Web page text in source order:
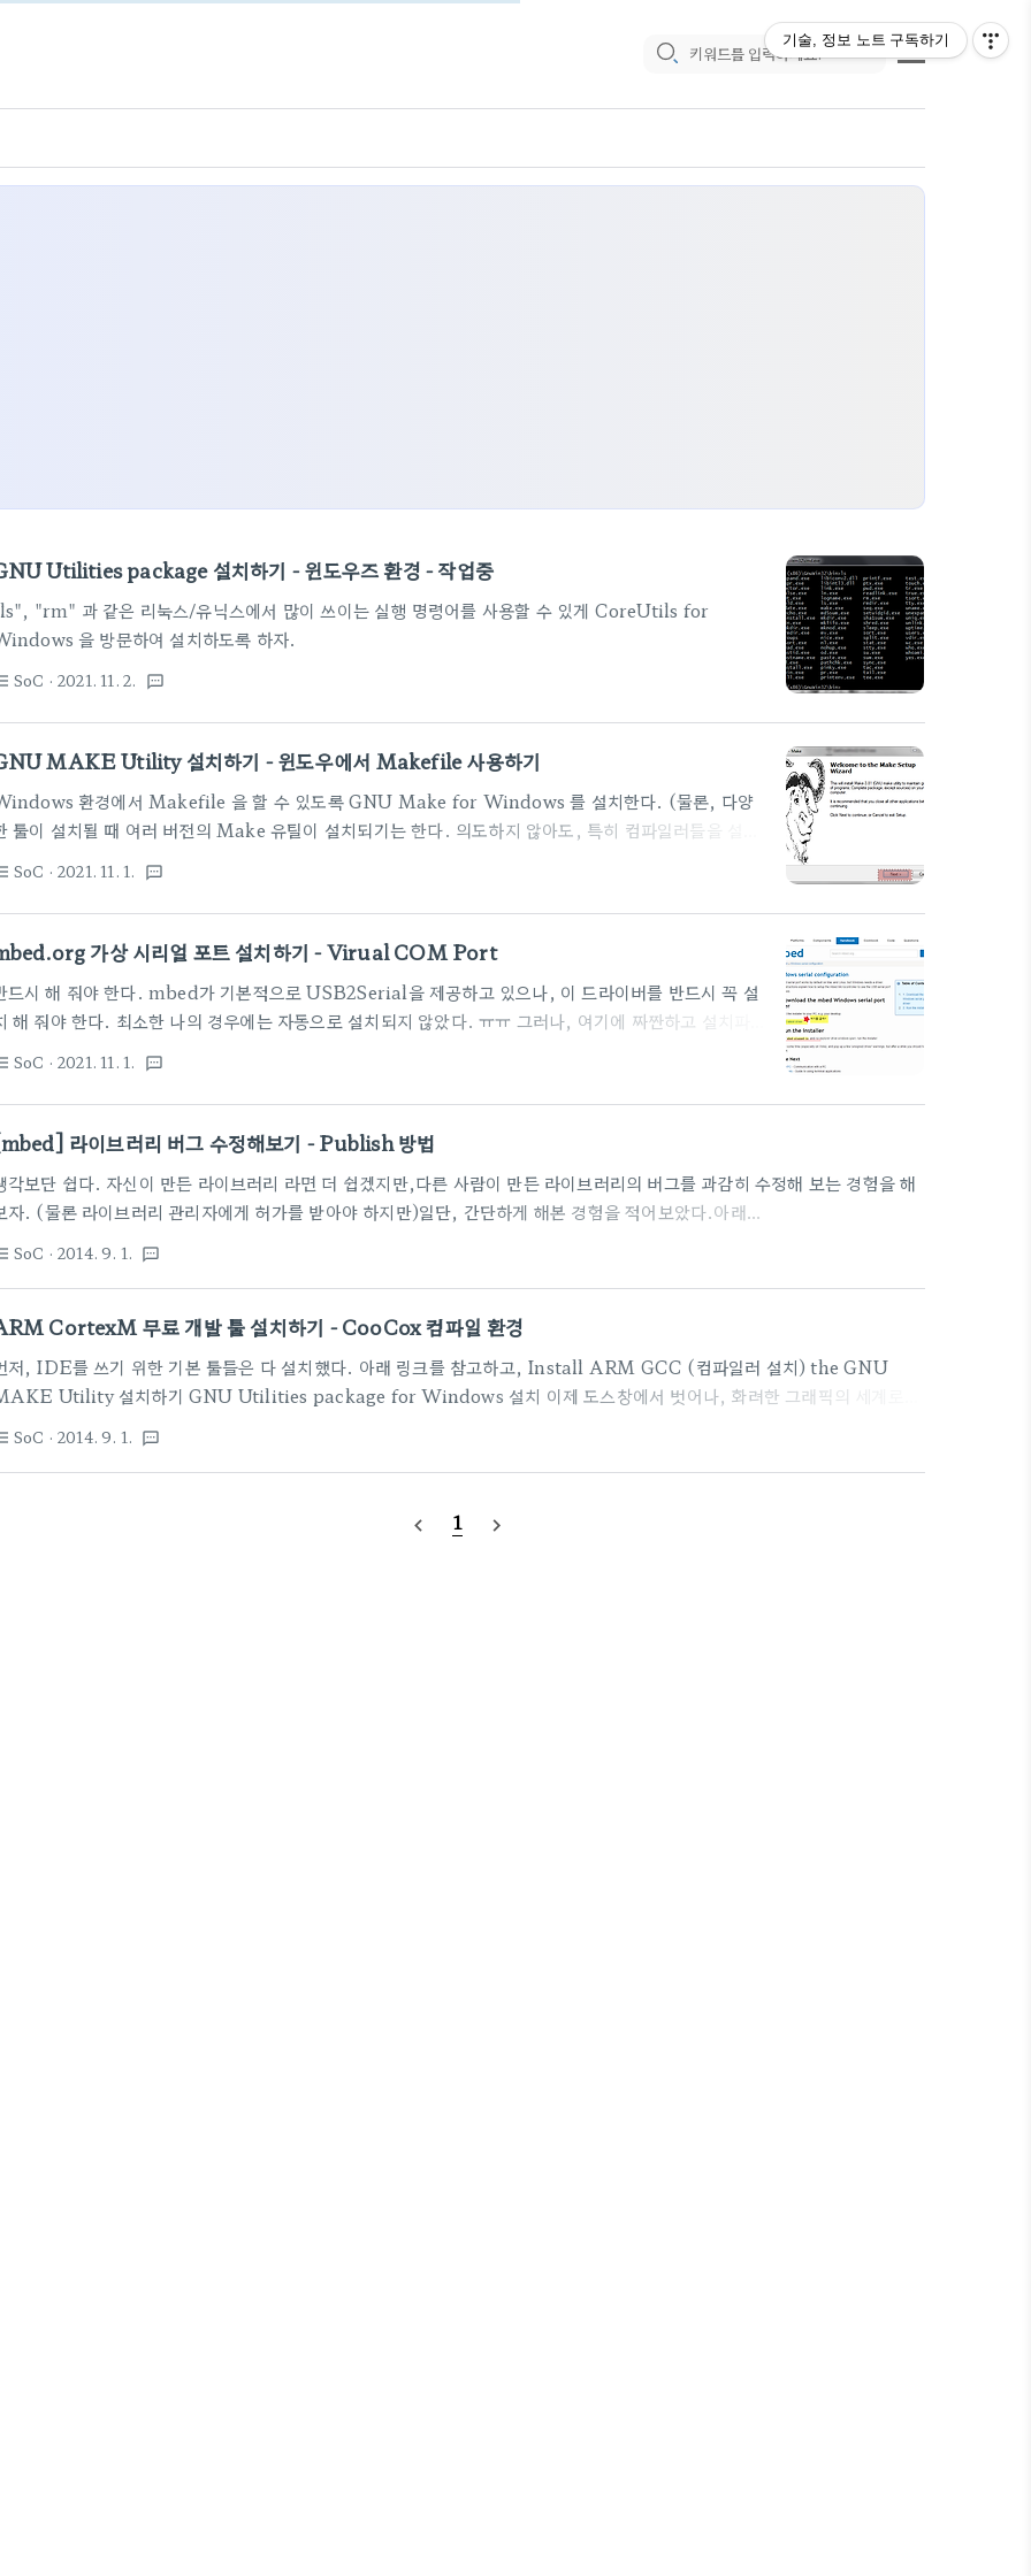
Utilities package 설치하기 - 윈도우즈 환경 - 작업중
"rm" 과 같은 리눅스/유닉스에서 많이 쓰이는 실행 명령어를 사용할 수 있게 CoreUtils for
을 방문하여 설치하도록 하자.
SoC · 2021. 11. 2. textsms
MAKE Utility 설치하기 - 윈도우에서 Makefile 사용하기
환경에서 Makefile 을 할 수 있도록 GNU Make for Windows 를 설치한다. (물론, 다양
툴이 설치될 때 여러 버전의 Make 유틸이 설치되기는 한다. 의도하지 않아도, 특히 컴파일러들을 설치
깔아야 하니 "GNU"에 감사하면서, http://gnuwin32.sourceforge.net/packages/make.htm 여
를 방문하도록 한다. 소스까지는 보통 필요없으니, 다운로드에서 "Complete package, except
이부분의 링크를 클릭하여 다운을 받는다. 여기도 링크(Setup) 복사해 둠. 누르면
SoC · 2021. 11. 1. textsms
가상 시리얼 포트 설치하기 - Virual COM Port
드시 해 줘야 한다. mbed가 기본적으로 USB2Serial을 제공하고 있으나, 이 드라이버를 반드시 꼭 설
해 줘야 한다. 최소한 나의 경우에는 자동으로 설치되지 않았다. ㅠㅠ 그러나, 여기에 짜짠하고 설치파일
창이 뜨고, 별표있는 곳을 클릭하면 다운로드~~~~~, 첨부파일까지 가져다 놓자. 이게 머라고, 그냥 실행
키면 된다. 보드를 켜두고, USB 연결해 놓고 설치한다. 이놈이 설치하다가 보드를 찾는다.
이제 아래 코드로 Serial 출력이 가능하게 된다. 설명은 여기
SoC · 2021. 11. 1. textsms
라이브러리 버그 수정해보기 - Publish 방법
각보단 쉽다. 자신이 만든 라이브러리 라면 더 쉽겠지만,다른 사람이 만든 라이브러리의 버그를 과감히 수정해 보는 경험을 해
자. (물론 라이브러리 관리자에게 허가를 받아야 하지만)일단, 간단하게 해본 경험을 적어보았다.아래
대신한다. from : https://medium.com/@bjnhur/be-a-contributor-of-mbed-library-82a1b75fc754Ethernet
..되길 바라지만 Be a Contrib..
SoC · 2014. 9. 1. textsms
CortexM 무료 개발 툴 설치하기 - CooCox 컴파일 환경
저, IDE를 쓰기 위한 기본 툴들은 다 설치했다. 아래 링크를 참고하고, Install ARM GCC (컴파일러 설치) the GNU
Utility 설치하기 GNU Utilities package for Windows 설치 이제 도스창에서 벗어나, 화려한 그래픽의 세계로
with the ARM GCC Compiler on Windows for the STM32F4DISCOVERY Board링크 글을 참고해서 설치를 하
SoC · 2014. 9. 1. textsms
navigate_before 1 navigate_next
기술, 정보 노트 구독하기